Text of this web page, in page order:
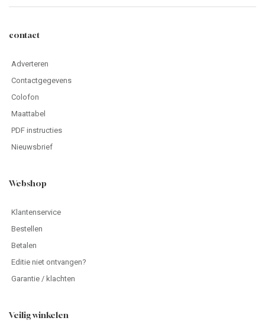
contact
Adverteren
Contactgegevens
Colofon
Maattabel
PDF instructies
Nieuwsbrief
Webshop
Klantenservice
Bestellen
Betalen
Editie niet ontvangen?
Garantie / klachten
Veilig winkelen